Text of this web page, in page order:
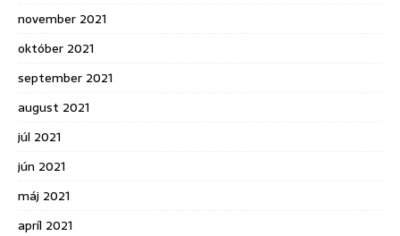
november 2021
október 2021
september 2021
august 2021
júl 2021
jún 2021
máj 2021
apríl 2021